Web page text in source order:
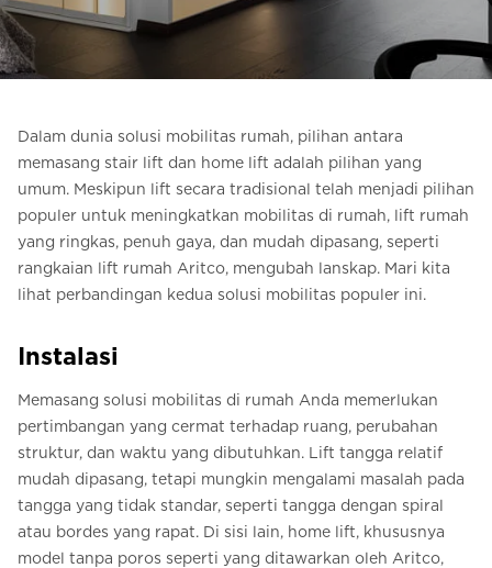
Pesan Digital HomeKit
Minta perkiraan harga
Pendaftaran buletin
Hubungi
Dalam dunia solusi mobilitas rumah, pilihan antara
memasang stair lift dan home lift adalah pilihan yang
umum. Meskipun lift secara tradisional telah menjadi pilihan
populer untuk meningkatkan mobilitas di rumah, lift rumah
yang ringkas, penuh gaya, dan mudah dipasang, seperti
rangkaian lift rumah Aritco, mengubah lanskap. Mari kita
lihat perbandingan kedua solusi mobilitas populer ini.
Instalasi
Memasang solusi mobilitas di rumah Anda memerlukan
pertimbangan yang cermat terhadap ruang, perubahan
struktur, dan waktu yang dibutuhkan. Lift tangga relatif
mudah dipasang, tetapi mungkin mengalami masalah pada
tangga yang tidak standar, seperti tangga dengan spiral
atau bordes yang rapat. Di sisi lain, home lift, khususnya
model tanpa poros seperti yang ditawarkan oleh Aritco,